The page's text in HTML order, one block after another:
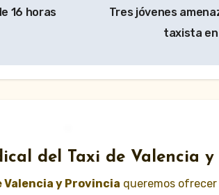
16 horas
Tres jóvenes
taxista
del Taxi de Valencia
Valencia y Provincia queremos